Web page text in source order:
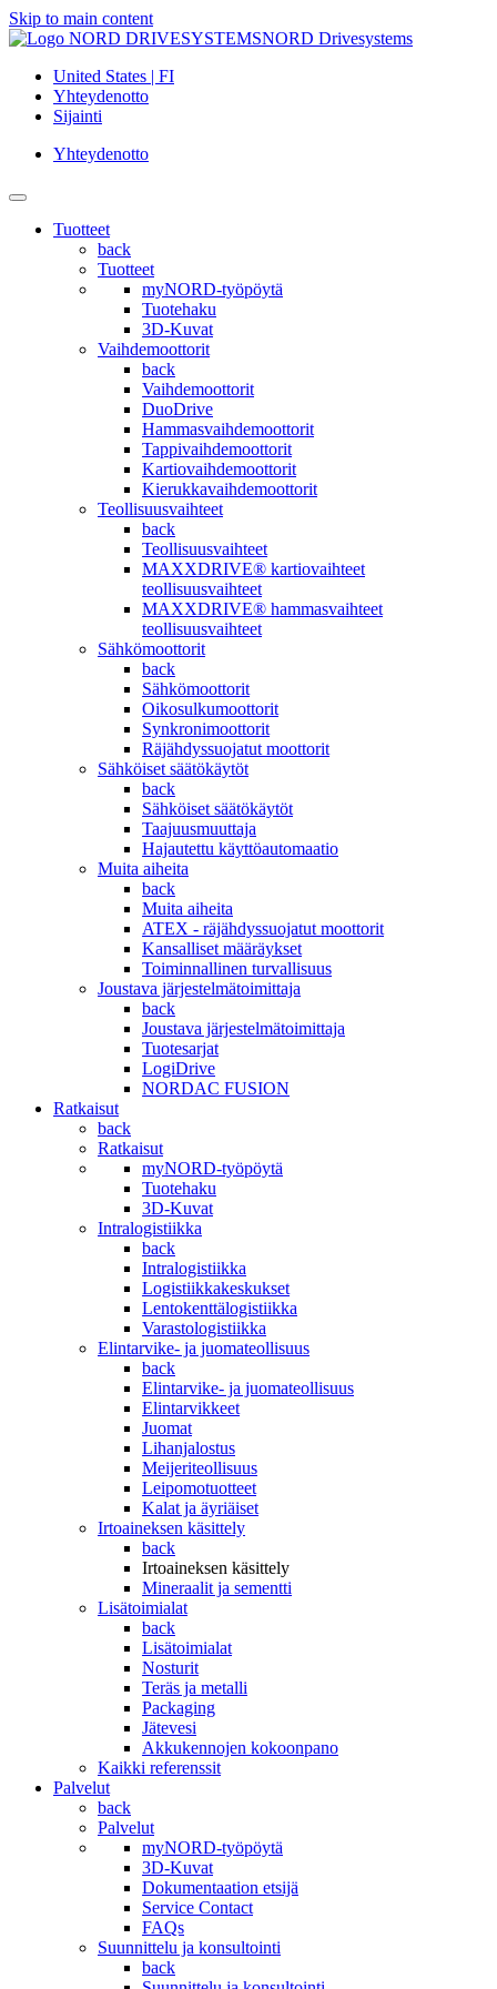
Skip to main content
NORD Drivesystems
United States | FI
Yhteydenotto
Sijainti
Yhteydenotto
Tuotteet
back
Tuotteet
myNORD-työpöytä
Tuotehaku
3D-Kuvat
Vaihdemoottorit
back
Vaihdemoottorit
DuoDrive
Hammasvaihdemoottorit
Tappivaihdemoottorit
Kartiovaihdemoottorit
Kierukkavaihdemoottorit
Teollisuusvaihteet
back
Teollisuusvaihteet
MAXXDRIVE® kartiovaihteet
teollisuusvaihteet
MAXXDRIVE® hammasvaihteet
teollisuusvaihteet
Sähkömoottorit
back
Sähkömoottorit
Oikosulkumoottorit
Synkronimoottorit
Räjähdyssuojatut moottorit
Sähköiset säätökäytöt
back
Sähköiset säätökäytöt
Taajuusmuuttaja
Hajautettu käyttöautomaatio
Muita aiheita
back
Muita aiheita
ATEX - räjähdyssuojatut moottorit
Kansalliset määräykset
Toiminnallinen turvallisuus
Joustava järjestelmätoimittaja
back
Joustava järjestelmätoimittaja
Tuotesarjat
LogiDrive
NORDAC FUSION
Ratkaisut
back
Ratkaisut
myNORD-työpöytä
Tuotehaku
3D-Kuvat
Intralogistiikka
back
Intralogistiikka
Logistiikkakeskukset
Lentokenttälogistiikka
Varastologistiikka
Elintarvike- ja juomateollisuus
back
Elintarvike- ja juomateollisuus
Elintarvikkeet
Juomat
Lihanjalostus
Meijeriteollisuus
Leipomotuotteet
Kalat ja äyriäiset
Irtoaineksen käsittely
back
Irtoaineksen käsittely
Mineraalit ja sementti
Lisätoimialat
back
Lisätoimialat
Nosturit
Teräs ja metalli
Packaging
Jätevesi
Akkukennojen kokoonpano
Kaikki referenssit
Palvelut
back
Palvelut
myNORD-työpöytä
3D-Kuvat
Dokumentaation etsijä
Service Contact
FAQs
Suunnittelu ja konsultointi
back